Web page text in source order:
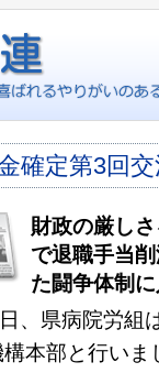
確定第3回
財政の厳し
で退職手当
た闘争体制
、県病院労組
本部と行いま